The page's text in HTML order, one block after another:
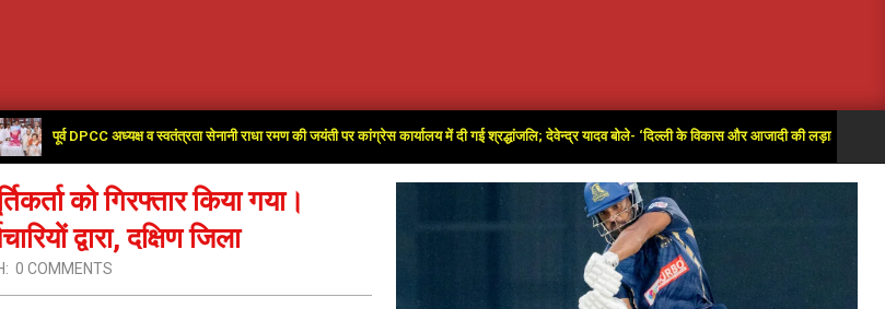
DPCC अध्यक्ष व स्वतंत्रता सेनानी राधा रमण की जयंती पर कांग्रेस कार्यालय में दी गई श्रद्धांजलि; देवेन्द्र यादव बोले- ‘दिल्ली के विकास और आजादी की लड़ाई में अतुलनीय योगदान’
को गिरफ्तार किया गया।
द्वारा, दक्षिण जिला
0 COMMENTS